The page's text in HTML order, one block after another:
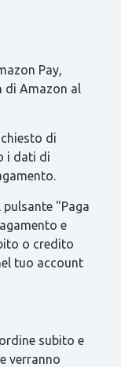
Pay,
Amazon al
di
i dati di
"Paga
e
o credito
tuo account
subito e
verranno